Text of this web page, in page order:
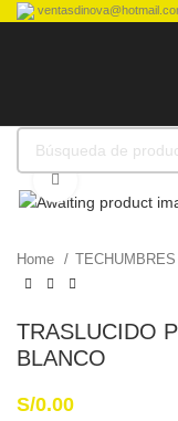
Home TECHUMBRES
TRASLUCIDO
BLANCO
S/0.00